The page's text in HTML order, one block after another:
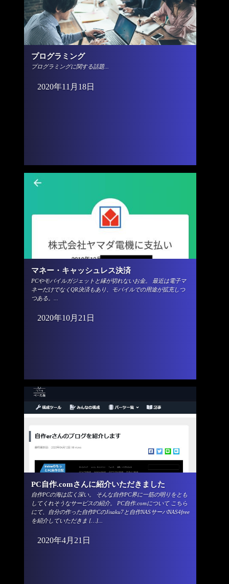
プログラミング
プログラミングに関する話題...
2020年11月18日
マネー・キャッシュレス決済
PCやモバイルガジェットと縁が切れないお金。 最近は電子マ
ネーだけでなくQR決済もあり、モバイルでの用途が拡充しつ
つある。...
2020年10月21日
PC自作.comさんに紹介いただきました
自作PCの海は広く深い。 そんな自作PC界に一筋の明りをとも
してくれそうなサービスの紹介。 PC自作.comについて こちら
にて、自分の作った自作PCのJisaku7と自作NASサーバNAS4free
を紹介していただきま […]...
2020年4月21日